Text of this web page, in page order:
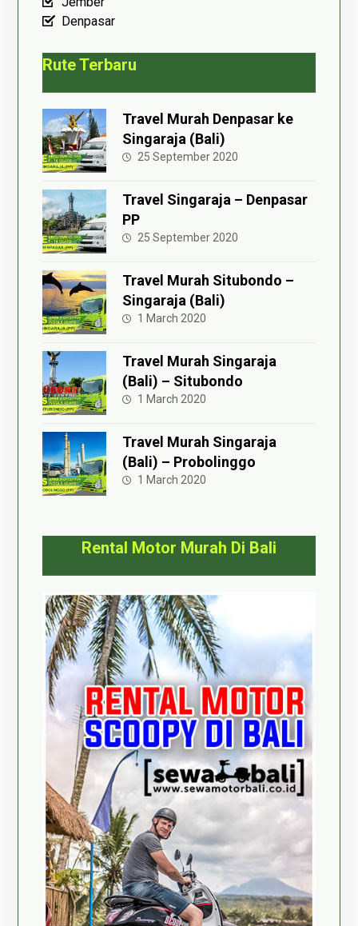
Denpasar
Rute Terbaru
Travel Murah Denpasar ke
Singaraja (Bali)
25 September 2020
Travel Singaraja – Denpasar
PP
25 September 2020
Travel Murah Situbondo –
Singaraja (Bali)
1 March 2020
Travel Murah Singaraja
(Bali) – Situbondo
1 March 2020
Travel Murah Singaraja
(Bali) – Probolinggo
1 March 2020
Rental Motor Murah Di Bali